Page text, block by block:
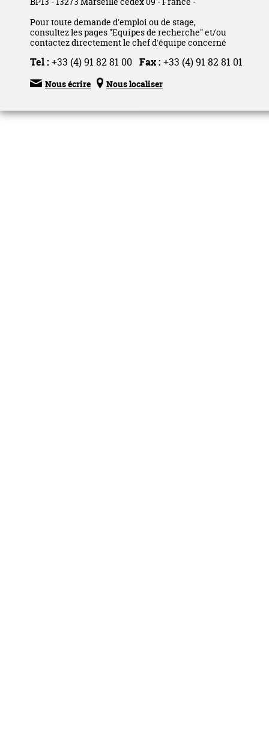
Pour toute demande d'emploi ou de stage,
consultez les pages "Equipes de recherche" et/ou
contactez directement le chef d'équipe concerné
Tel : +33 (4) 91 82 81 00 Fax : +33 (4) 91 82 81 01
 Nous écrire  Nous localiser